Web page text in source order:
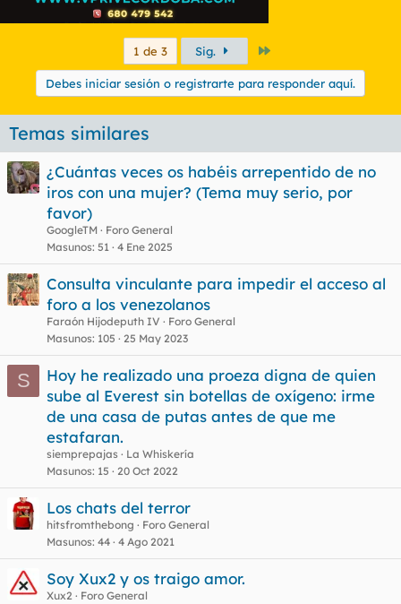
1 de 3 Sig.
Debes iniciar sesión o registrarte para responder aquí.
Temas similares
¿Cuántas veces os habéis arrepentido de no
iros con una mujer? (Tema muy serio, por
favor)
GoogleTM
Foro General
Masunos 51 4 Ene 2025
Consulta vinculante para impedir el acceso al
foro a los venezolanos
Faraón Hijodeputh IV
Foro General
Masunos 105 25 May 2023
S
Hoy he realizado una proeza digna de quien
sube al Everest sin botellas de oxígeno: irme
de una casa de putas antes de que me
estafaran.
siemprepajas
La Whiskería
Masunos 15 20 Oct 2022
Los chats del terror
hitsfromthebong
Foro General
Masunos 44 4 Ago 2021
Soy Xux2 y os traigo amor.
Xux2
Foro General